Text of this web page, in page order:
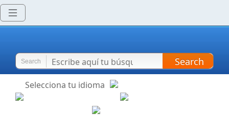
Search Search
Selecciona tu idioma